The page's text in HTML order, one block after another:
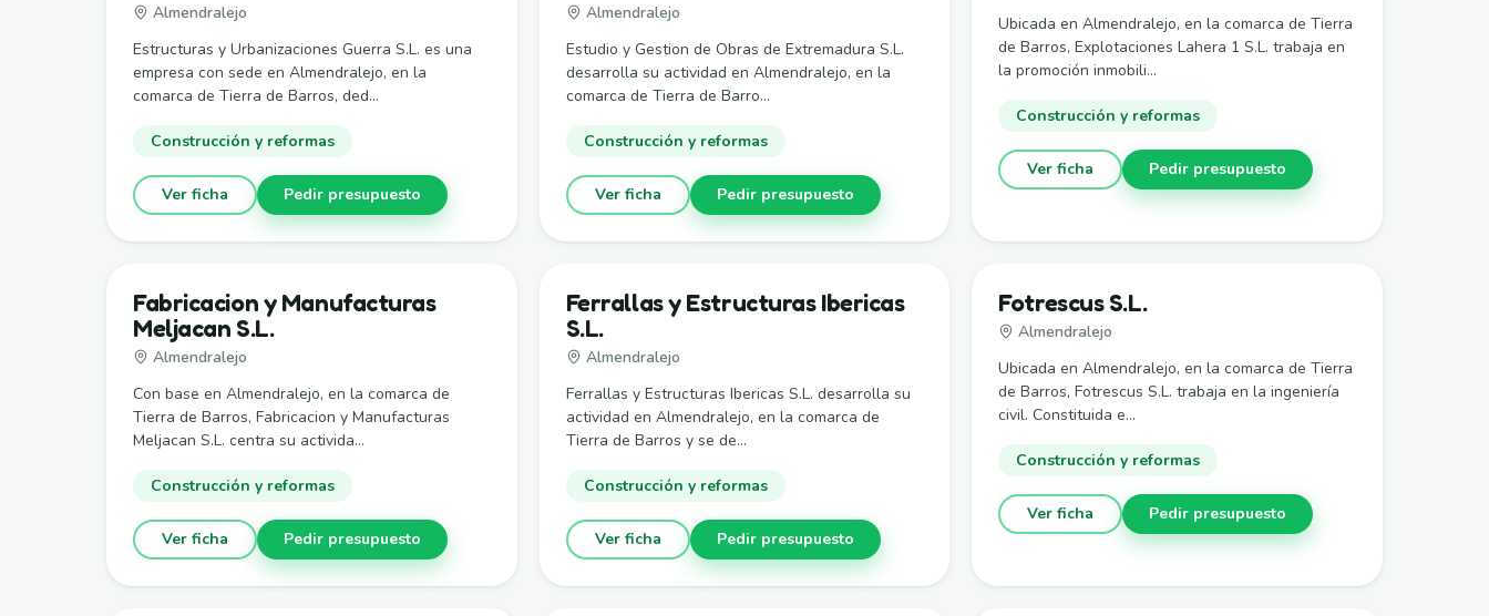
Almendralejo
Estructuras y Urbanizaciones Guerra S.L. es una
empresa con sede en Almendralejo, en la
comarca de Tierra de Barros, ded...
Construcción y reformas
Ver ficha Pedir presupuesto
Almendralejo
Estudio y Gestion de Obras de Extremadura S.L.
desarrolla su actividad en Almendralejo, en la
comarca de Tierra de Barro...
Construcción y reformas
Ver ficha Pedir presupuesto
Ubicada en Almendralejo, en la comarca de Tierra
de Barros, Explotaciones Lahera 1 S.L. trabaja en
la promoción inmobili...
Construcción y reformas
Ver ficha Pedir presupuesto
Fabricacion y Manufacturas
Meljacan S.L.
Almendralejo
Con base en Almendralejo, en la comarca de
Tierra de Barros, Fabricacion y Manufacturas
Meljacan S.L. centra su activida...
Construcción y reformas
Ver ficha Pedir presupuesto
Ferrallas y Estructuras Ibericas
S.L.
Almendralejo
Ferrallas y Estructuras Ibericas S.L. desarrolla su
actividad en Almendralejo, en la comarca de
Tierra de Barros y se de...
Construcción y reformas
Ver ficha Pedir presupuesto
Fotrescus S.L.
Almendralejo
Ubicada en Almendralejo, en la comarca de Tierra
de Barros, Fotrescus S.L. trabaja en la ingeniería
civil. Constituida e...
Construcción y reformas
Ver ficha Pedir presupuesto